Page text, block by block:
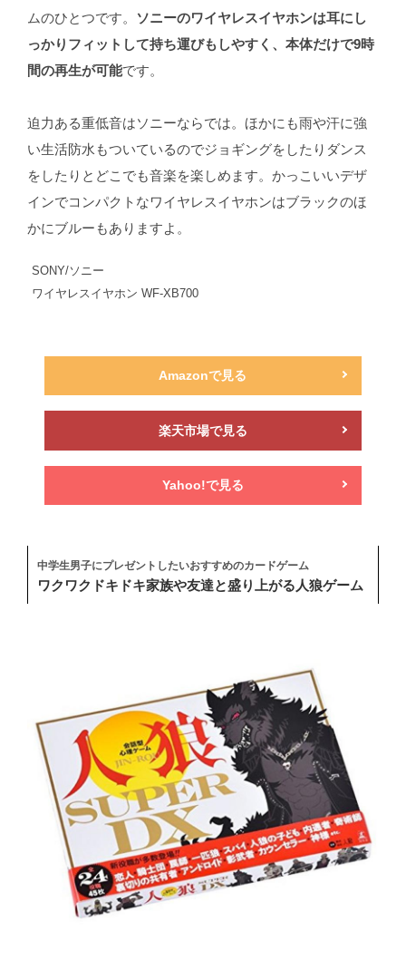
ムのひとつです。
ソニーのワイヤレスイヤホンは耳にし
っかりフィットして持ち運びもしやすく、本体だけで9時
間の再生が可能です。
迫力ある重低音はソニーならでは。ほかにも雨や汗に強
い生活防水もついているのでジョギングをしたりダンス
をしたりとどこでも音楽を楽しめます。かっこいいデザ
インでコンパクトなワイヤレスイヤホンはブラックのほ
かにブルーもありますよ。
SONY/ソニー
ワイヤレスイヤホン WF-XB700
Amazonで見る
楽天市場で見る
Yahoo!で見る
中学生男子にプレゼントしたいおすすめのカードゲーム
ワクワクドキドキ家族や友達と盛り上がる人狼ゲーム